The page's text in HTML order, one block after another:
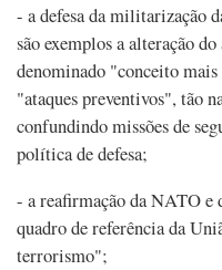
- a defesa da militarização
são exemplos a alteração
denominado "conceito
"ataques preventivos", tão
confundindo missões de
política de defesa;
- a reafirmação da NATO e
quadro de referência da
terrorismo";